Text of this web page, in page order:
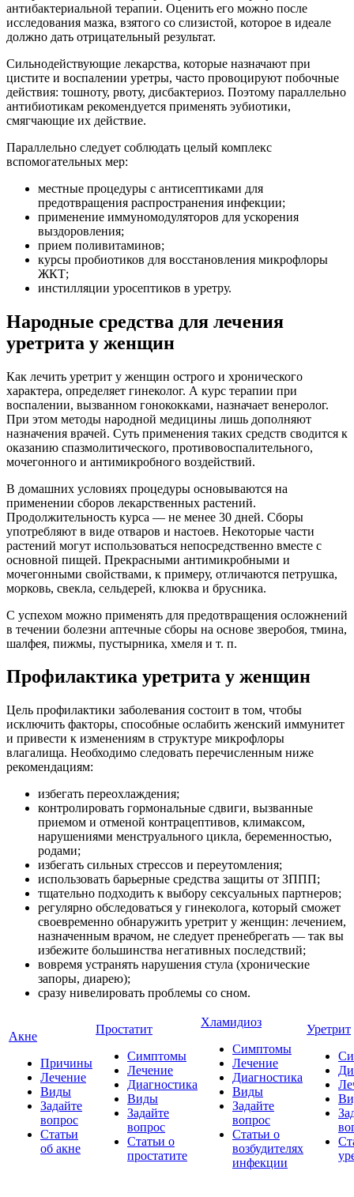
антибактериальной терапии. Оценить его можно после
исследования мазка, взятого со слизистой, которое в идеале
должно дать отрицательный результат.
Сильнодействующие лекарства, которые назначают при
цистите и воспалении уретры, часто провоцируют побочные
действия: тошноту, рвоту, дисбактериоз. Поэтому параллельно
антибиотикам рекомендуется применять эубиотики,
смягчающие их действие.
Параллельно следует соблюдать целый комплекс
вспомогательных мер:
местные процедуры с антисептиками для
предотвращения распространения инфекции;
применение иммуномодуляторов для ускорения
выздоровления;
прием поливитаминов;
курсы пробиотиков для восстановления микрофлоры
ЖКТ;
инстилляции уросептиков в уретру.
Народные средства для лечения
уретрита у женщин
Как лечить уретрит у женщин острого и хронического
характера, определяет гинеколог. А курс терапии при
воспалении, вызванном гонококками, назначает венеролог.
При этом методы народной медицины лишь дополняют
назначения врачей. Суть применения таких средств сводится к
оказанию спазмолитического, противовоспалительного,
мочегонного и антимикробного воздействий.
В домашних условиях процедуры основываются на
применении сборов лекарственных растений.
Продолжительность курса — не менее 30 дней. Сборы
употребляют в виде отваров и настоев. Некоторые части
растений могут использоваться непосредственно вместе с
основной пищей. Прекрасными антимикробными и
мочегонными свойствами, к примеру, отличаются петрушка,
морковь, свекла, сельдерей, клюква и брусника.
С успехом можно применять для предотвращения осложнений
в течении болезни аптечные сборы на основе зверобоя, тмина,
шалфея, пижмы, пустырника, хмеля и т. п.
Профилактика уретрита у женщин
Цель профилактики заболевания состоит в том, чтобы
исключить факторы, способные ослабить женский иммунитет
и привести к изменениям в структуре микрофлоры
влагалища. Необходимо следовать перечисленным ниже
рекомендациям:
избегать переохлаждения;
контролировать гормональные сдвиги, вызванные
приемом и отменой контрацептивов, климаксом,
нарушениями менструального цикла, беременностью,
родами;
избегать сильных стрессов и переутомления;
использовать барьерные средства защиты от ЗППП;
тщательно подходить к выбору сексуальных партнеров;
регулярно обследоваться у гинеколога, который сможет
своевременно обнаружить уретрит у женщин: лечением,
назначенным врачом, не следует пренебрегать — так вы
избежите большинства негативных последствий;
вовремя устранять нарушения стула (хронические
запоры, диарею);
сразу нивелировать проблемы со сном.
Акне
Причины
Лечение
Виды
Задайте
вопрос
Статьи
об акне
Простатит
Симптомы
Лечение
Диагностика
Виды
Задайте
вопрос
Статьи о
простатите
Хламидиоз
Симптомы
Лечение
Диагностика
Виды
Задайте
вопрос
Статьи о
возбудителях
инфекции
Уретрит